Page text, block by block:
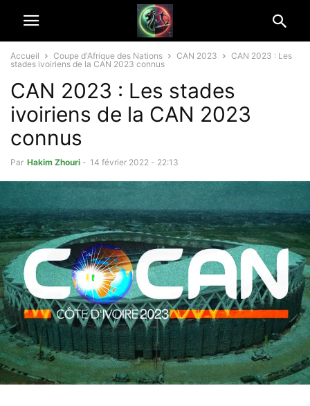
Accueil Coupe d'Afrique des Nations CAN 2023
CAN 2023 : Les
stades ivoiriens de la CAN 2023 connus
CAN 2023 : Les stades
ivoiriens de la CAN 2023
connus
Par Hakim Zhouri - 14 février 2022 - 22:13